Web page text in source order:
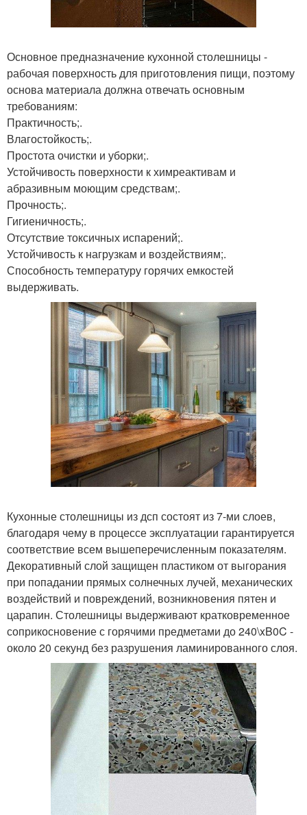
Основное предназначение кухонной столешницы -
рабочая поверхность для приготовления пищи, поэтому
основа материала должна отвечать основным
требованиям:
Практичность;.
Влагостойкость;.
Простота очистки и уборки;.
Устойчивость поверхности к химреактивам и
абразивным моющим средствам;.
Прочность;.
Гигиеничность;.
Отсутствие токсичных испарений;.
Устойчивость к нагрузкам и воздействиям;.
Способность температуру горячих емкостей
выдерживать.
Кухонные столешницы из дсп состоят из 7-ми слоев,
благодаря чему в процессе эксплуатации гарантируется
соответствие всем вышеперечисленным показателям.
Декоративный слой защищен пластиком от выгорания
при попадании прямых солнечных лучей, механических
воздействий и повреждений, возникновения пятен и
царапин. Столешницы выдерживают кратковременное
соприкосновение с горячими предметами до 240\xB0C -
около 20 секунд без разрушения ламинированного слоя.